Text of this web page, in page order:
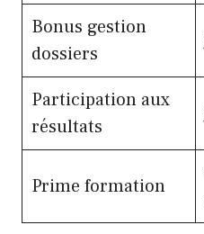
Bonus gestion
dossiers
Participation aux
résultats
Prime formation